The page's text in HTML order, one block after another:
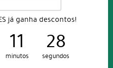
já ganha descontos!
11
minutos
27
segundos